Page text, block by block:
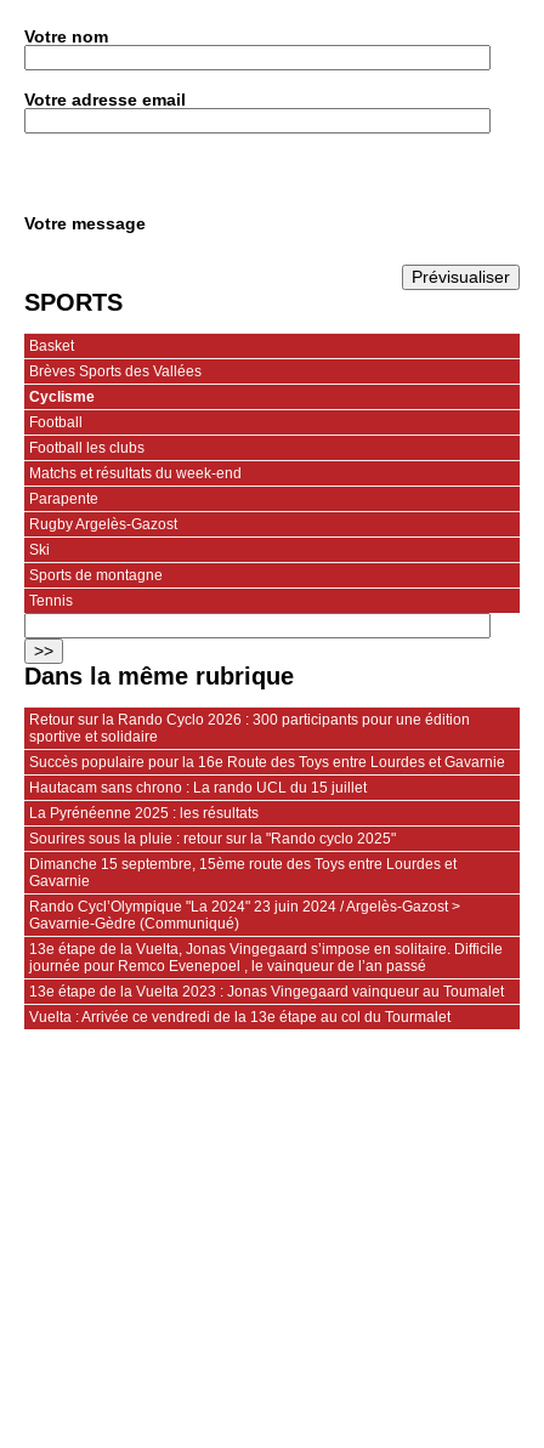
Votre nom
Votre adresse email
Votre message
SPORTS
Basket
Brèves Sports des Vallées
Cyclisme
Football
Football les clubs
Matchs et résultats du week-end
Parapente
Rugby Argelès-Gazost
Ski
Sports de montagne
Tennis
Dans la même rubrique
Retour sur la Rando Cyclo 2026 : 300 participants pour une édition
sportive et solidaire
Succès populaire pour la 16e Route des Toys entre Lourdes et Gavarnie
Hautacam sans chrono : La rando UCL du 15 juillet
La Pyrénéenne 2025 : les résultats
Sourires sous la pluie : retour sur la "Rando cyclo 2025"
Dimanche 15 septembre, 15ème route des Toys entre Lourdes et
Gavarnie
Rando Cycl’Olympique "La 2024" 23 juin 2024 / Argelès-Gazost >
Gavarnie-Gèdre (Communiqué)
13e étape de la Vuelta, Jonas Vingegaard s’impose en solitaire. Difficile
journée pour Remco Evenepoel , le vainqueur de l’an passé
13e étape de la Vuelta 2023 : Jonas Vingegaard vainqueur au Toumalet
Vuelta : Arrivée ce vendredi de la 13e étape au col du Tourmalet